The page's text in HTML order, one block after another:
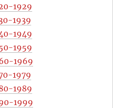
1929
1939
1949
1959
1969
1979
1989
1999